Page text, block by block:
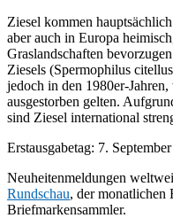
Ziesel kommen
aber auch in Europa
Graslandschaften
Ziesels (Spermophilus
jedoch in den 1980er-
ausgestorben gelten.
sind Ziesel international
Erstausgabetag: 7.
Neuheitenmeldungen
Rundschau, der monatlichen
Briefmarkensammler.